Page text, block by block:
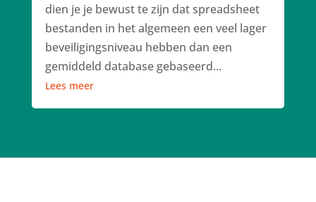
dien je je bewust te zijn dat spreadsheet
bestanden in het algemeen een veel lager
beveiligingsniveau hebben dan een
gemiddeld database gebaseerd...
Lees meer